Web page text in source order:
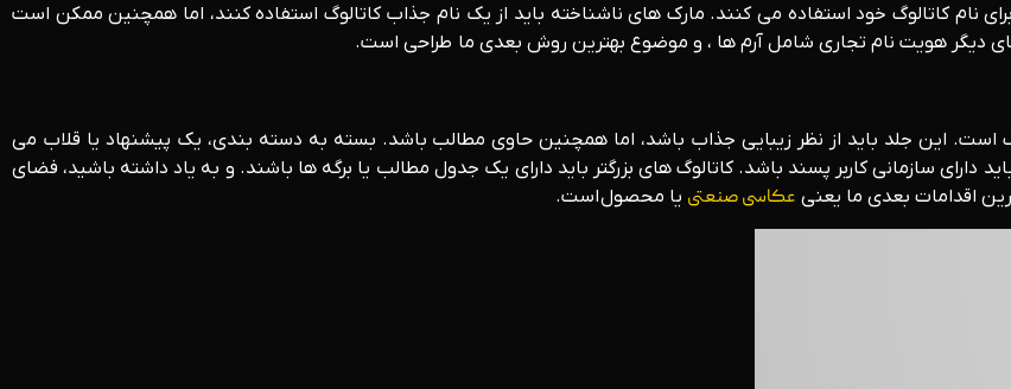
نام کاتالوگ خود استفاده می کنند. مارک های ناشناخته باید از یک نام جذاب کاتالوگ استفاده کنند، اما همچنین ممکن است
دیگر هویت نام تجاری شامل آرم ها ، و موضوع بهترین روش بعدی ما طراحی است.
است. این جلد باید از نظر زیبایی جذاب باشد، اما همچنین حاوی مطالب باشد. بسته به دسته بندی، یک پیشنهاد یا قلاب می
دارای سازمانی کاربر پسند باشد. کاتالوگ های بزرگتر باید دارای یک جدول مطالب یا برگه ها باشند. و به یاد داشته باشید، فضای
اقدامات بعدی ما یعنی عکاسی صنعتی یا محصول است.